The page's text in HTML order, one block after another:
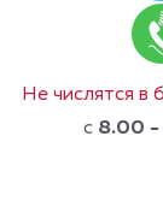
Не числятся в
с 8.00 -